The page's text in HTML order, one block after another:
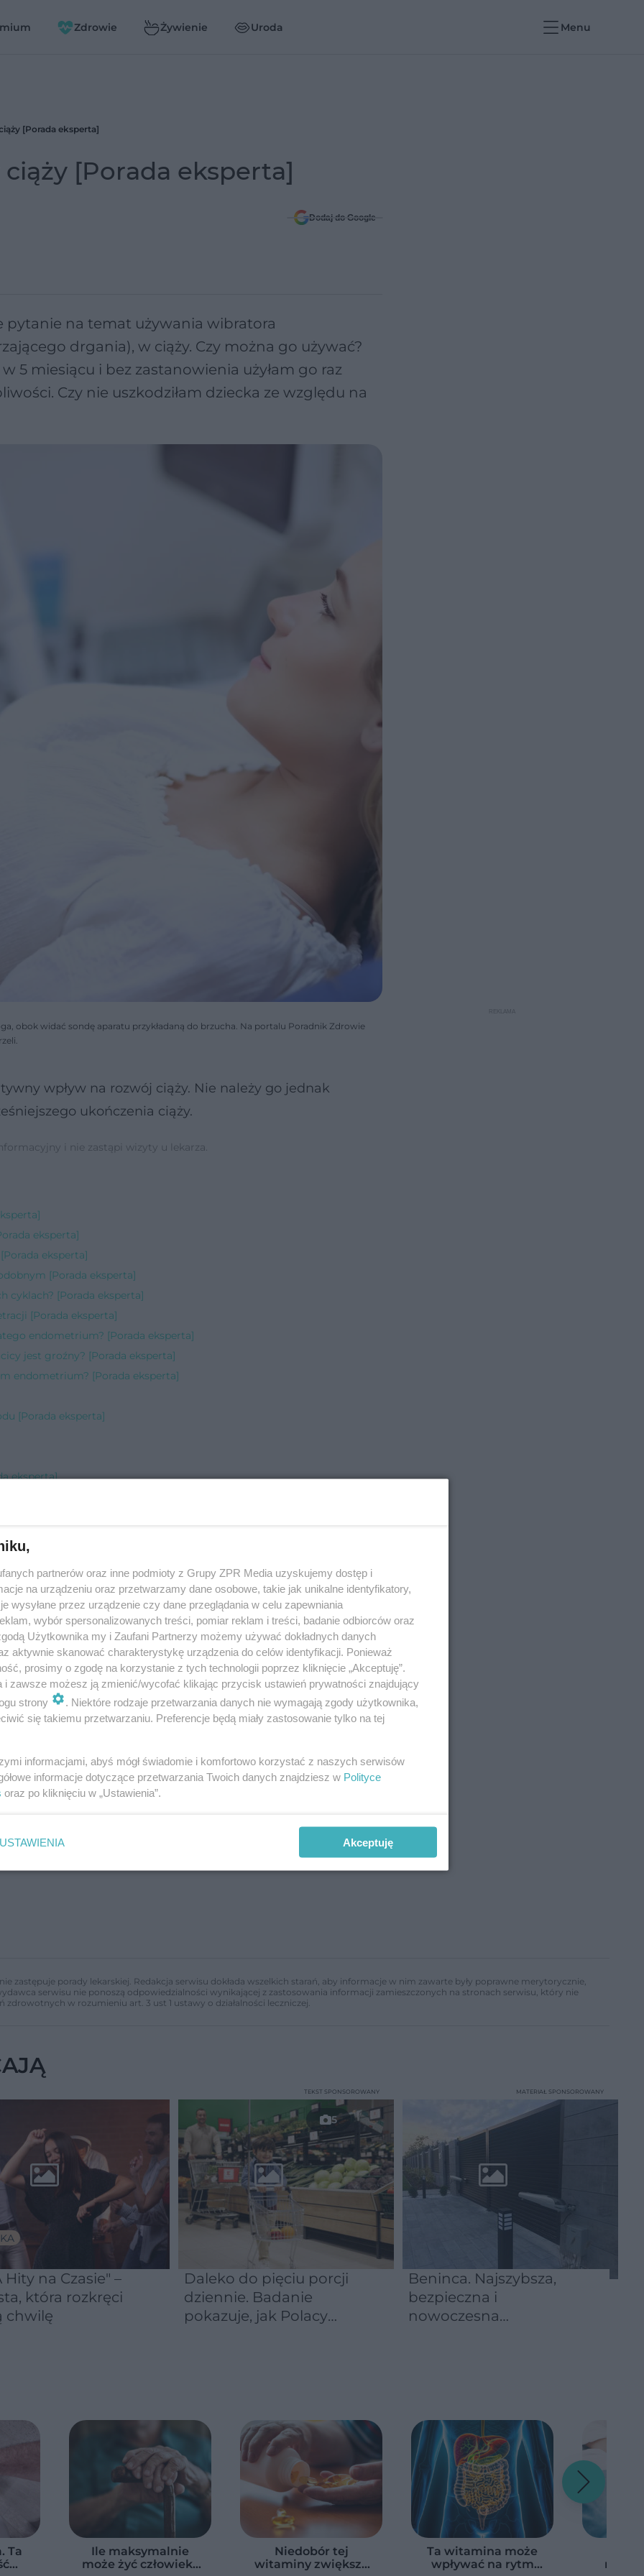
Zdrowie Żywienie Uroda Menu
[Porada eksperta]
[Porada eksperta]
Dodaj do Google
na temat używania wibratora
drgania), w ciąży. Czy można go używać?
5 miesiącu i bez zastanowienia użyłam go raz
Czy nie uszkodziłam dziecka ze względu na
obok widać sondę aparatu przykładaną do brzucha. Na portalu Poradnik Zdrowie
wpływ na rozwój ciąży. Nie należy go jednak
ukończenia ciąży.
i nie zastąpi wizyty u lekarza.
eksperta]
eksperta]
[Porada eksperta]
cyklach? [Porada eksperta]
[Porada eksperta]
endometrium? [Porada eksperta]
jest groźny? [Porada eksperta]
endometrium? [Porada eksperta]
[Porada eksperta]
eksperta]
eksperta]
[Porada eksperta]
eksperta]
eksperta]
zastępuje porady lekarskiej. Redakcja serwisu dokłada wszelkich starań, aby informacje w nim zawarte były poprawne merytorycznie,
serwisu nie ponoszą odpowiedzialności wynikającej z zastosowania informacji zamieszczonych na stronach serwisu, który nie
zdrowotnych w rozumieniu art. 3 ust 1 ustawy o działalności leczniczej.
Hity na Czasie" –
która rozkręci
chwilę
5
Daleko do pięciu porcji
dziennie. Badanie
pokazuje, jak Polacy
TEKST SPONSOROWANY
Beninca. Najszybsza,
bezpieczna i
nowoczesna
MATERIAŁ SPONSOROWANY
Ta
Ile maksymalnie
może żyć człowiek?
Niedobór tej
witaminy zwiększa
Ta witamina może
wpływać na rytm
partnerów oraz inne podmioty z Grupy ZPR Media uzyskujemy dostęp i
na urządzeniu oraz przetwarzamy dane osobowe, takie jak unikalne identyfikatory,
wysyłane przez urządzenie czy dane przeglądania w celu zapewniania
wybór spersonalizowanych treści, pomiar reklam i treści, badanie odbiorców oraz
Użytkownika my i Zaufani Partnerzy możemy używać dokładnych danych
aktywnie skanować charakterystykę urządzenia do celów identyfikacji. Ponieważ
prosimy o zgodę na korzystanie z tych technologii poprzez kliknięcie „Akceptuję”.
i zawsze możesz ją zmienić/wycofać klikając przycisk ustawień prywatności znajdujący
strony
. Niektóre rodzaje przetwarzania danych nie wymagają zgody użytkownika,
się takiemu przetwarzaniu. Preferencje będą miały zastosowanie tylko na tej
informacjami, abyś mógł świadomie i komfortowo korzystać z naszych serwisów
informacje dotyczące przetwarzania Twoich danych znajdziesz w Polityce
oraz po kliknięciu w „Ustawienia”.
USTAWIENIA Akceptuję